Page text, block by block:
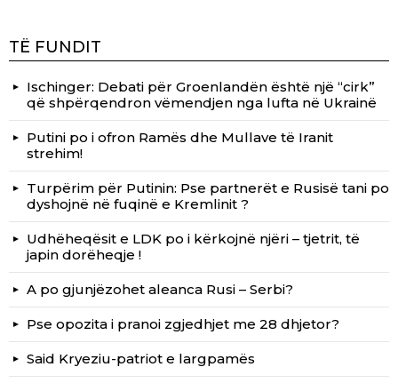
TË FUNDIT
Ischinger: Debati për Groenlandën është një “cirk”
që shpërqendron vëmendjen nga lufta në Ukrainë
Putini po i ofron Ramës dhe Mullave të Iranit
strehim!
Turpërim për Putinin: Pse partnerët e Rusisë tani po
dyshojnë në fuqinë e Kremlinit ?
Udhëheqësit e LDK po i kërkojnë njëri – tjetrit, të
japin dorëheqje !
A po gjunjëzohet aleanca Rusi – Serbi?
Pse opozita i pranoi zgjedhjet me 28 dhjetor?
Said Kryeziu-patriot e largpamës